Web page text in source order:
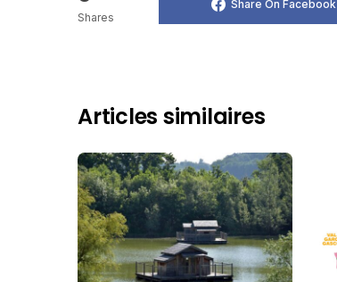
Shares
Share On Facebook
Articles similaires